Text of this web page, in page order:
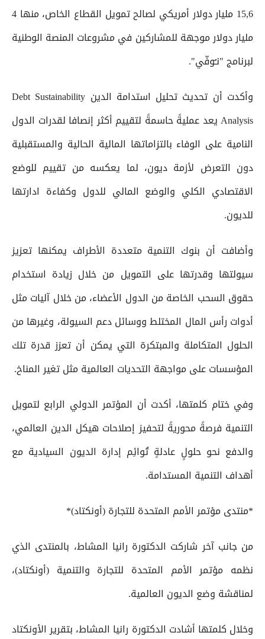
15,6 مليار دولار أمريكي لصالح تمويل القطاع الخاص، منها 4
مليار دولار موجهة للمشاركين في مشروعات المنصة الوطنية
لبرنامج "نـُوفّي".
وأكدت أن تحديث تحليل استدامة الدين Debt Sustainability
Analysis يعد عمليةً حاسمةً لتقييم أكثر إنصافا لقدرات الدول
النامية على الوفاء بالتزاماتها المالية الحالية والمستقبلية
دون التعرض لأزمة ديون، لما يعكسه من تقييم للوضع
الاقتصادي الكلي والوضع المالي للدول وكفاءة ادارتها
للديون.
وأضافت أن بنوك التنمية متعددة الأطراف يمكنها تعزيز
سيولتها وقدرتها على التمويل من خلال زيادة استخدام
حقوق السحب الخاصة من الدول الأعضاء، من خلال آليات مثل
أدوات رأس المال المختلط ووسائل دعم السيولة، وغيرها من
الحلول المتكاملة والمبتكرة التي يمكن أن تعزز قدرة تلك
المؤسسات على مواجهة التحديات العالمية مثل تغير المناخ.
وفي ختام كلمتها، أكدت أن المؤتمر الدولي الرابع لتمويل
التنمية فرصةً محوريةً لتحفيز إصلاحات هيكل الدين العالمي،
والدفع نحو حلولٍ عادلةٍ تُوائِم إدارة الديون السيادية مع
أهداف التنمية المستدامة.
*منتدى مؤتمر الأمم المتحدة للتجارة (أونكتاد)*
من جانب آخر شاركت الدكتورة رانيا المشاط، بالمنتدى الذي
نظمه مؤتمر الأمم المتحدة للتجارة والتنمية (أونكتاد)،
لمناقشة وضع الديون العالمية.
وخلال كلمتها أشادت الدكتورة رانيا المشاط، بتقرير الأونكتاد